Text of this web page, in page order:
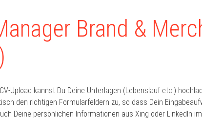
Brand &
Upload kannst Du Deine Unterlagen (Lebenslauf etc.)
den richtigen Formularfeldern zu, so dass Dein
Deine persönlichen Informationen aus Xing oder LinkedIn